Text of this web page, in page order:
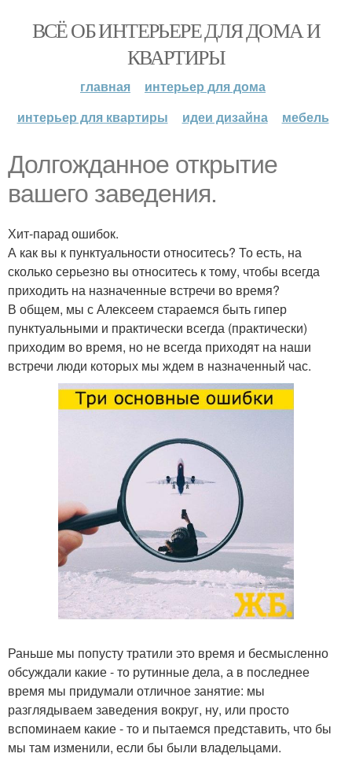
ВСЁ ОБ ИНТЕРЬЕРЕ ДЛЯ ДОМА И
КВАРТИРЫ
главная
интерьер для дома
интерьер для квартиры
идеи дизайна мебель
Долгожданное открытие
вашего заведения.
Хит-парад ошибок.
А как вы к пунктуальности относитесь? То есть, на
сколько серьезно вы относитесь к тому, чтобы всегда
приходить на назначенные встречи во время?
В общем, мы с Алексеем стараемся быть гипер
пунктуальными и практически всегда (практически)
приходим во время, но не всегда приходят на наши
встречи люди которых мы ждем в назначенный час.
Раньше мы попусту тратили это время и бесмысленно
обсуждали какие - то рутинные дела, а в последнее
время мы придумали отличное занятие: мы
разглядываем заведения вокруг, ну, или просто
вспоминаем какие - то и пытаемся представить, что бы
мы там изменили, если бы были владельцами.